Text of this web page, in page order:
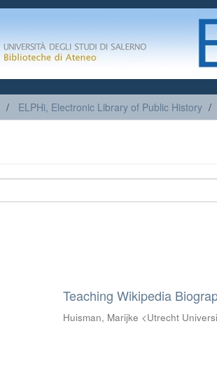
ELPHi, Electronic Library of Public History
Teaching Wikipedia
Huisman, Marijke <Utrecht